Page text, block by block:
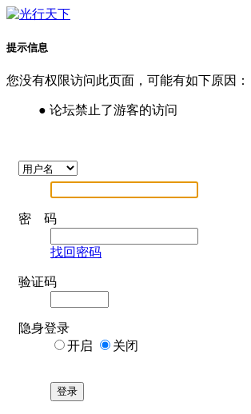
提示信息
您没有权限访问此页面，可能有如下原因：
● 论坛禁止了游客的访问
密 码
找回密码
验证码
隐身登录
开启
关闭
登录